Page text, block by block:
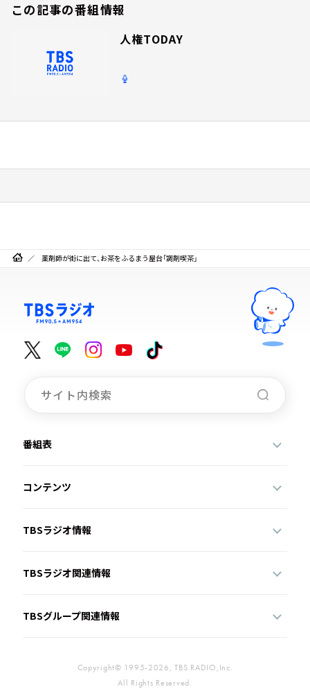
この記事の番組情報
人権TODAY
薬剤師が街に出て、お茶をふるまう屋台「調剤喫茶」
番組表
コンテンツ
TBSラジオ情報
TBSラジオ関連情報
TBSグループ関連情報
Copyright© 1995-2026, TBS RADIO,Inc.
All Rights Reserved.